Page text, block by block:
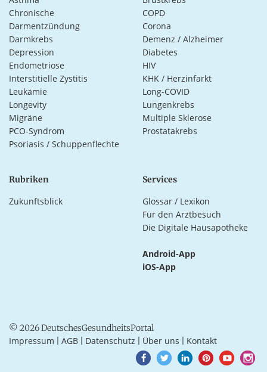
Chronische
Darmentzündung
COPD
Corona
Darmkrebs
Demenz / Alzheimer
Depression
Diabetes
Endometriose
HIV
Interstitielle Zystitis
KHK / Herzinfarkt
Leukämie
Long-COVID
Longevity
Lungenkrebs
Migräne
Multiple Sklerose
PCO-Syndrom
Prostatakrebs
Psoriasis / Schuppenflechte
Rubriken
Zukunftsblick
Services
Glossar / Lexikon
Für den Arztbesuch
Die Digitale Hausapotheke
Android-App
iOS-App
© 2026 DeutschesGesundheitsPortal
Impressum AGB Datenschutz Über uns Kontakt